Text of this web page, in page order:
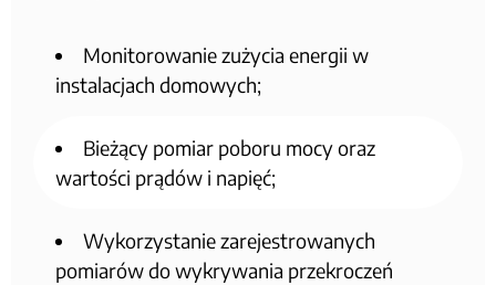
Monitorowanie zużycia energii w
instalacjach domowych;
Bieżący pomiar poboru mocy oraz
wartości prądów i napięć;
Wykorzystanie zarejestrowanych
pomiarów do wykrywania przekroczeń